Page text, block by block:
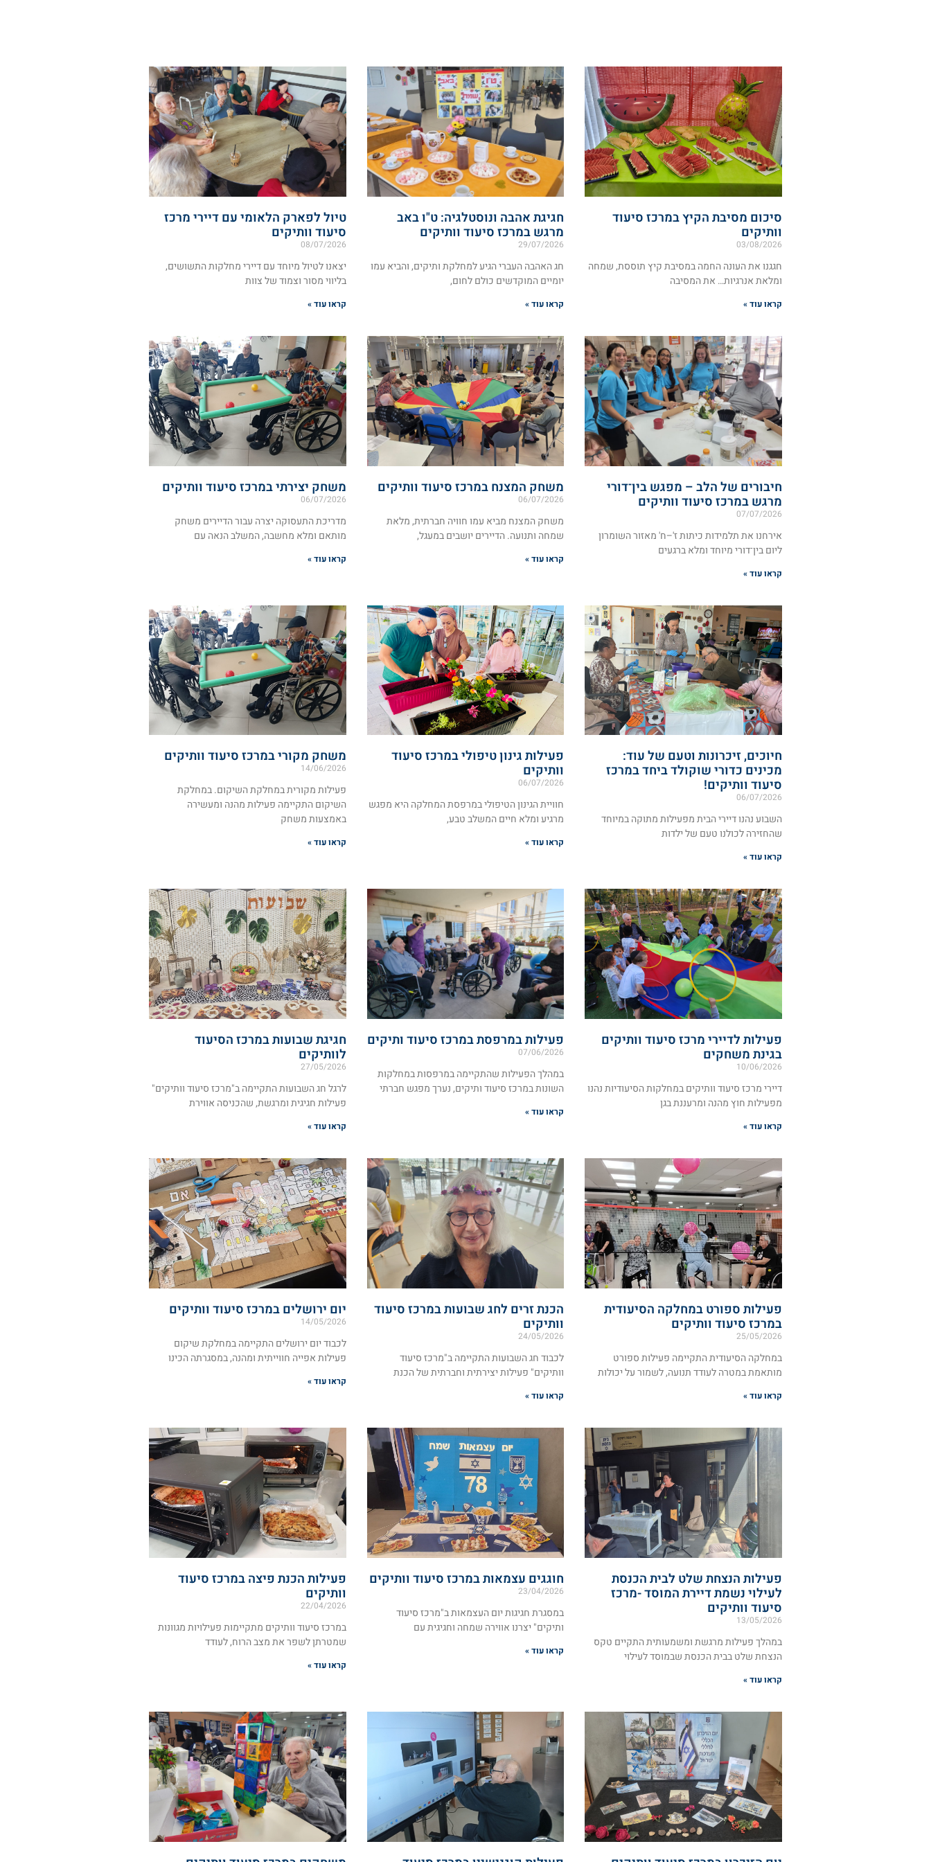
סיכום מסיבת הקיץ במרכז סיעוד
וותיקים
03/08/2026
חגגנו את העונה החמה במסיבת קיץ תוססת, שמחה
ומלאת אנרגיות… את המסיבה
קראו עוד »
חגיגת אהבה ונוסטלגיה: ט"ו באב
מרגש במרכז סיעוד וותיקים
29/07/2026
חג האהבה העברי הגיע למחלקת ותיקים, והביא עמו
יומיים המוקדשים כולם לחום,
קראו עוד »
טיול לפארק הלאומי עם דיירי מרכז
סיעוד וותיקים
08/07/2026
יצאנו לטיול מיוחד עם דיירי מחלקות התשושים,
בליווי מסור וצמוד של צוות
קראו עוד »
חיבורים של הלב – מפגש בין־דורי
מרגש במרכז סיעוד וותיקים
07/07/2026
אירחנו את תלמידות כיתות ז'–ח' מאזור השומרון
ליום בין־דורי מיוחד ומלא ברגעים
קראו עוד »
משחק המצנח במרכז סיעוד וותיקים
06/07/2026
משחק המצנח מביא עמו חוויה חברתית, מלאת
שמחה ותנועה. הדיירים יושבים במעגל,
קראו עוד »
משחק יצירתי במרכז סיעוד וותיקים
06/07/2026
מדריכת התעסוקה יצרה עבור הדיירים משחק
מותאם ומלא מחשבה, המשלב הנאה עם
קראו עוד »
חיוכים, זיכרונות וטעם של עוד:
מכינים כדורי שוקולד ביחד במרכז
סיעוד וותיקים!
06/07/2026
השבוע נהנו דיירי הבית מפעילות מתוקה במיוחד
שהחזירה לכולנו טעם של ילדות
קראו עוד »
פעילות גינון טיפולי במרכז סיעוד
וותיקים
06/07/2026
חוויית הגינון הטיפולי במרפסת המחלקה היא מפגש
מרגיע ומלא חיים המשלב טבע,
קראו עוד »
משחק מקורי במרכז סיעוד וותיקים
14/06/2026
פעילות מקורית במחלקת השיקום. במחלקת
השיקום התקיימה פעילות מהנה ומעשירה
באמצעות משחק
קראו עוד »
פעילות לדיירי מרכז סיעוד וותיקים
בגינת משחקים
10/06/2026
דיירי מרכז סיעוד וותיקים במחלקות הסיעודיות נהנו
מפעילות חוץ מהנה ומרעננת בגן
קראו עוד »
פעילות במרפסת במרכז סיעוד ותיקים
07/06/2026
במהלך הפעילות שהתקיימה במרפסות במחלקות
השונות במרכז סיעוד ותיקים, נערך מפגש חברתי
קראו עוד »
חגיגת שבועות במרכז הסיעוד
לוותיקים
27/05/2026
לרגל חג השבועות התקיימה ב"מרכז סיעוד וותיקים"
פעילות חגיגית ומרגשת, שהכניסה אווירת
קראו עוד »
פעילות ספורט במחלקה הסיעודית
במרכז סיעוד וותיקים
25/05/2026
במחלקה הסיעודית התקיימה פעילות ספורט
מותאמת במטרה לעודד תנועה, לשמור על יכולות
קראו עוד »
הכנת זרים לחג שבועות במרכז סיעוד
וותיקים
24/05/2026
לכבוד חג השבועות התקיימה ב"מרכז סיעוד
וותיקים" פעילות יצירתית וחברתית של הכנת
קראו עוד »
יום ירושלים במרכז סיעוד וותיקים
14/05/2026
לכבוד יום ירושלים התקיימה במחלקת שיקום
פעילות אפייה חווייתית ומהנה, במסגרתה הכינו
קראו עוד »
פעילות הנצחת שלט לבית הכנסת
לעילוי נשמת דיירת המוסד -מרכז
סיעוד וותיקים
13/05/2026
במהלך פעילות מרגשת ומשמעותית התקיים טקס
הנצחת שלט בבית הכנסת שבמוסד לעילוי
קראו עוד »
חוגגים עצמאות במרכז סיעוד וותיקים
23/04/2026
במסגרת חגיגות יום העצמאות ב"מרכז סיעוד
ותיקים" יצרנו אווירה שמחה וחגיגית עם
קראו עוד »
פעילות הכנת פיצה במרכז סיעוד
וותיקים
22/04/2026
במרכז סיעוד וותיקים מתקיימות פעילויות מגוונות
שמטרתן לשפר את מצב הרוח, לעודד
קראו עוד »